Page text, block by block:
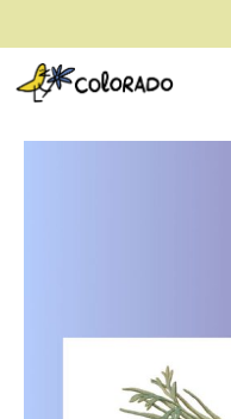
envío gratis a partir de 28€